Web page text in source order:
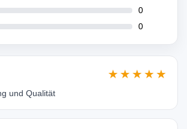
0
0
★★★★★
und Qualität